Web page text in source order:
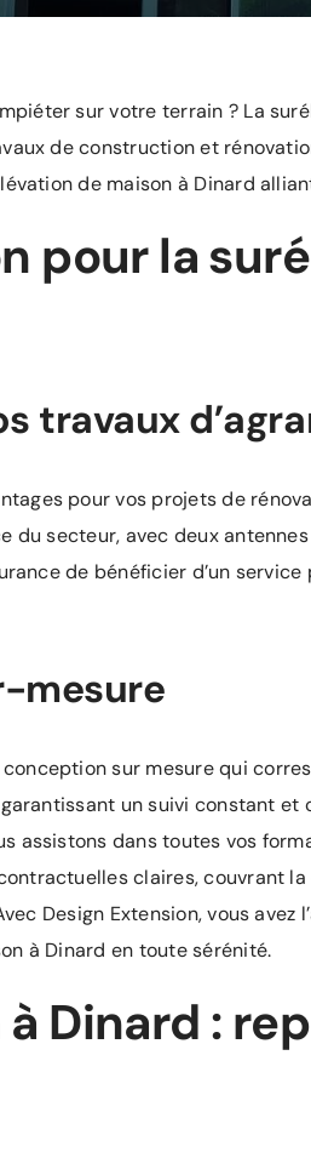
sur votre terrain ? La
de construction et
de maison à Dinard
pour la
travaux
pour vos projets de
du secteur, avec deux
de bénéficier d’un
mesure
sur mesure qui
un suivi constant
assistons dans toutes vos
claires, couvrant
Design Extension, vous
à Dinard en toute sérénité.
Dinard :